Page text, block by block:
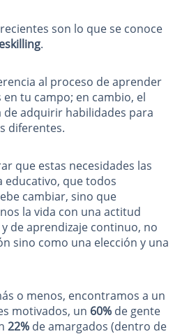
son lo que se conoce
.
al proceso de aprender
tu campo; en cambio, el
de adquirir habilidades para
diferentes.
que estas necesidades las
educativo, que todos
cambiar, sino que
la vida con una actitud
de aprendizaje continuo, no
sino como una elección y una
o menos, encontramos a un
motivados, un 60% de gente
22% de amargados (dentro de